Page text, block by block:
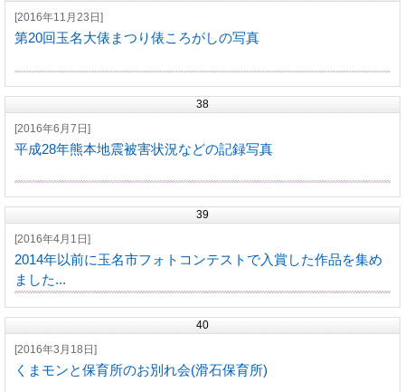
[2016年11月23日]
第20回玉名大俵まつり俵ころがしの写真
38
[2016年6月7日]
平成28年熊本地震被害状況などの記録写真
39
[2016年4月1日]
2014年以前に玉名市フォトコンテストで入賞した作品を集め
ました...
40
[2016年3月18日]
くまモンと保育所のお別れ会(滑石保育所)